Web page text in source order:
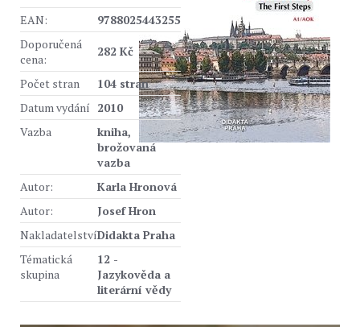
EAN:
9788025443255
Doporučená
cena:
282 Kč
Počet stran
104 stran
Datum vydání 2010
Vazba
kniha,
brožovaná
vazba
Autor:
Karla Hronová
Autor:
Josef Hron
NakladatelstvíDidakta Praha
Tématická
skupina
12 -
Jazykověda a
literární vědy